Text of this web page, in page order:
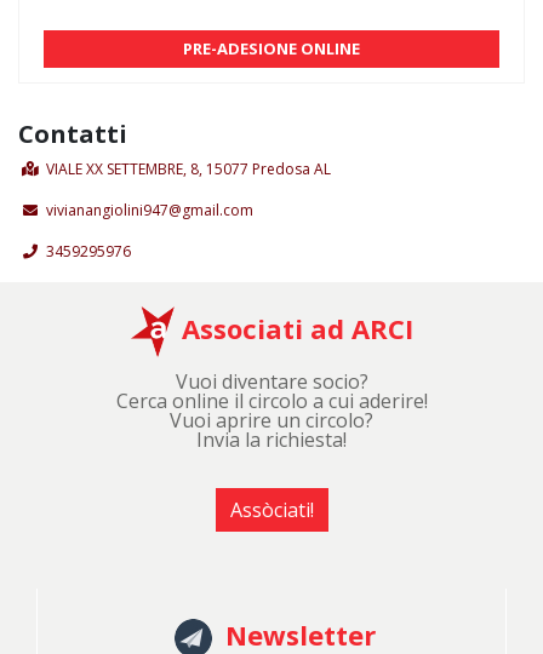
PRE-ADESIONE ONLINE
Contatti
VIALE XX SETTEMBRE, 8, 15077 Predosa AL
vivianangiolini947@gmail.com
3459295976
Associati ad ARCI
Vuoi diventare socio?
Cerca online il circolo a cui aderire!
Vuoi aprire un circolo?
Invia la richiesta!
Assòciati!
Newsletter